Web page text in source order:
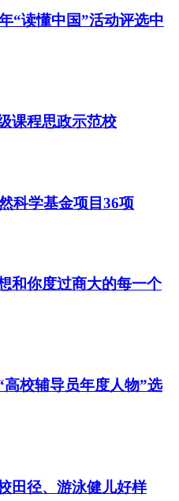
“读懂中国”活动评选中
课程思政示范校
科学基金项目36项
和你度过商大的每一个
校辅导员年度人物”选
田径、游泳健儿好样